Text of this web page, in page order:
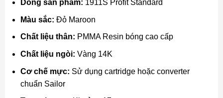
Dòng sản phẩm: 1911S Profit Standard
Màu sắc: Đỏ Maroon
Chất liệu thân: PMMA Resin bóng cao cấp
Chất liệu ngòi: Vàng 14K
Cơ chế mực: Sử dụng cartridge hoặc converter
chuẩn Sailor